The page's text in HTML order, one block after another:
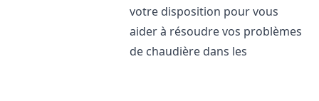
votre disposition pour vous
aider à résoudre vos problèmes
de chaudière dans les